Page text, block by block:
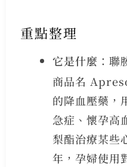
重點整理
它是什麼 ：
商品名
的降血壓藥，
急症、懷孕高
梨酯治療某些
年，孕婦使用